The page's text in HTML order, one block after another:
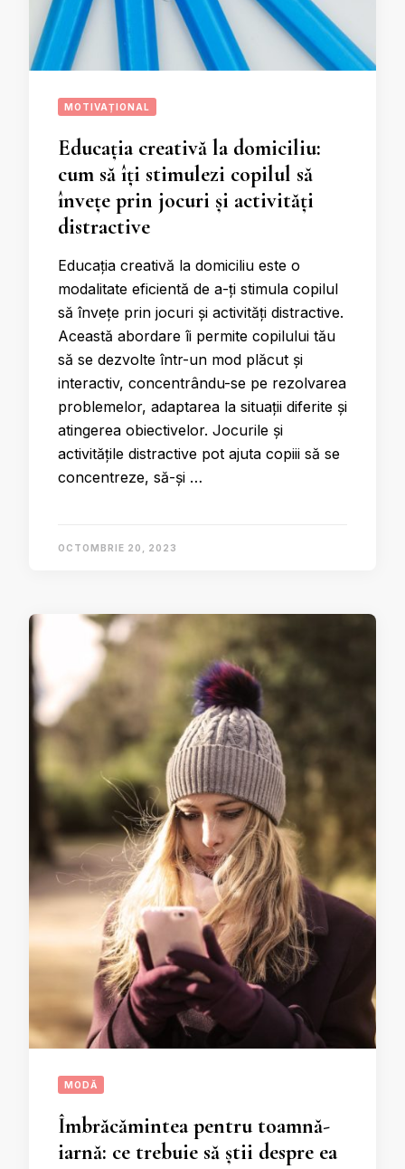
MOTIVAȚIONAL
Educația creativă la domiciliu:
cum să îți stimulezi copilul să
învețe prin jocuri și activități
distractive
Educația creativă la domiciliu este o
modalitate eficientă de a-ți stimula copilul
să învețe prin jocuri și activități distractive.
Această abordare îi permite copilului tău
să se dezvolte într-un mod plăcut și
interactiv, concentrându-se pe rezolvarea
problemelor, adaptarea la situații diferite și
atingerea obiectivelor. Jocurile și
activitățile distractive pot ajuta copiii să se
concentreze, să-și …
OCTOMBRIE 20, 2023
MODĂ
Îmbrăcămintea pentru toamnă-
iarnă: ce trebuie să știi despre ea